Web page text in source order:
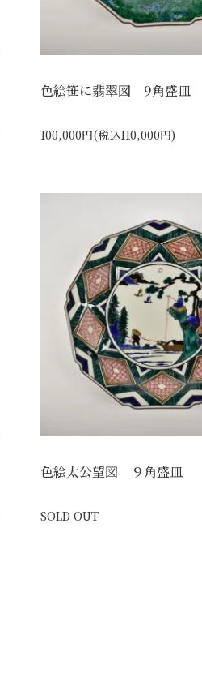
色絵笹に翡翠図 9角盛皿
100,000円(税込110,000円)
色絵太公望図 ９角盛皿
SOLD OUT